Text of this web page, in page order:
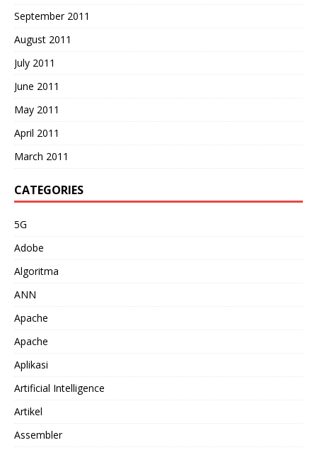
September 2011
August 2011
July 2011
June 2011
May 2011
April 2011
March 2011
CATEGORIES
5G
Adobe
Algoritma
ANN
Apache
Apache
Aplikasi
Artificial Intelligence
Artikel
Assembler